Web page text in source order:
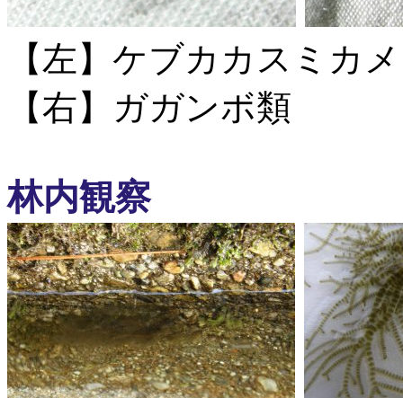
【左】ケブカカスミカ
【右】ガガンボ類
林内観察